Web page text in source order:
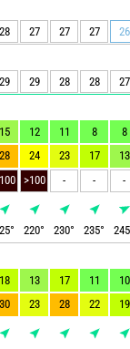
28 27 27 27 26
29 29 28 28 27
15 12 11 8
8
28 24 23 17
13
>100 - - -
° 220° 230° 235° 245
18 13 17 11
10
30 23 28 22 19